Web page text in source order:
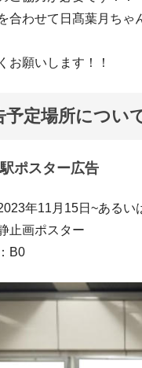
合わせて日髙葉月ちゃ
お願いします！！
予定場所につい
ポスター広告
年11月15日~あるい
止画ポスター
B0